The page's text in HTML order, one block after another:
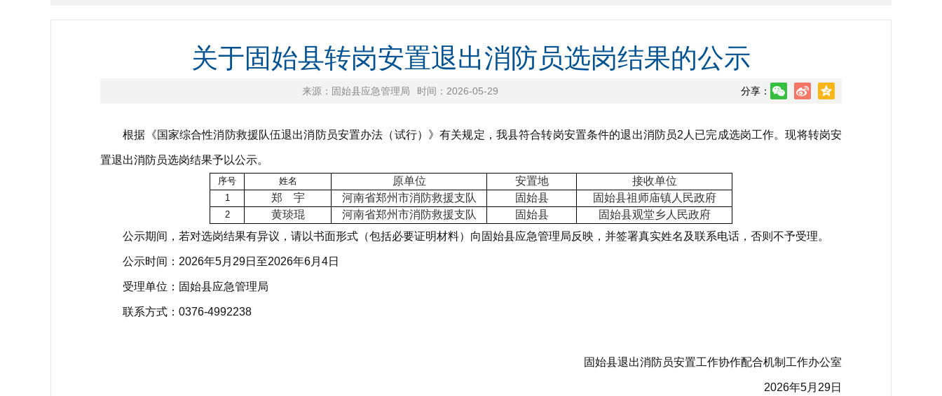
关于固始县转岗安置退出消防员选岗结果的公示
来源：固始县应急管理局 时间：2026-05-29 分享：
根据《国家综合性消防救援队伍退出消防员安置办法（试行）》有关规定，我县符合转岗安置条件的退出消防员2人已完成选岗工作。现将转岗安
置退出消防员选岗结果予以公示。
序号 姓名 原单位 安置地 接收单位
1 郑 宇 河南省郑州市消防救援支队 固始县 固始县祖师庙镇人民政府
2 黄琰琨 河南省郑州市消防救援支队 固始县 固始县观堂乡人民政府
公示期间，若对选岗结果有异议，请以书面形式（包括必要证明材料）向固始县应急管理局反映，并签署真实姓名及联系电话，否则不予受理。
公示时间：2026年5月29日至2026年6月4日
受理单位：固始县应急管理局
联系方式：0376-4992238
固始县退出消防员安置工作协作配合机制工作办公室
2026年5月29日